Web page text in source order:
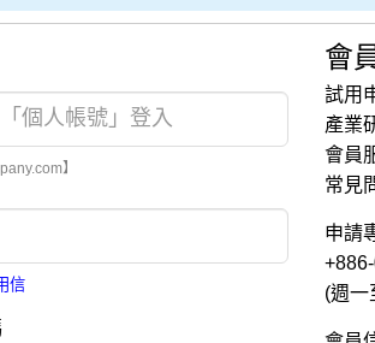
】
信
會
試用
產業
會員
常見
申請
(週一